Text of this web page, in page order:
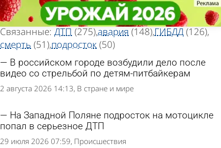
«Мотоцикл»
Тег новостей
Всего найдено 696 новостей
Связанные: ДТП (275)авария (148)ГИБДД(126)
смерть (51)подросток(50)
В российском городе возбудили дело после
видео со стрельбой по детям-питбайкерам
2 августа 2026 14:13 В стране и мире
На Западной Поляне подросток на мотоцикле
попал в серьезное ДТП
29 июля 2026 07:59 Происшествия
«Мотоцикл»
Тег новостей